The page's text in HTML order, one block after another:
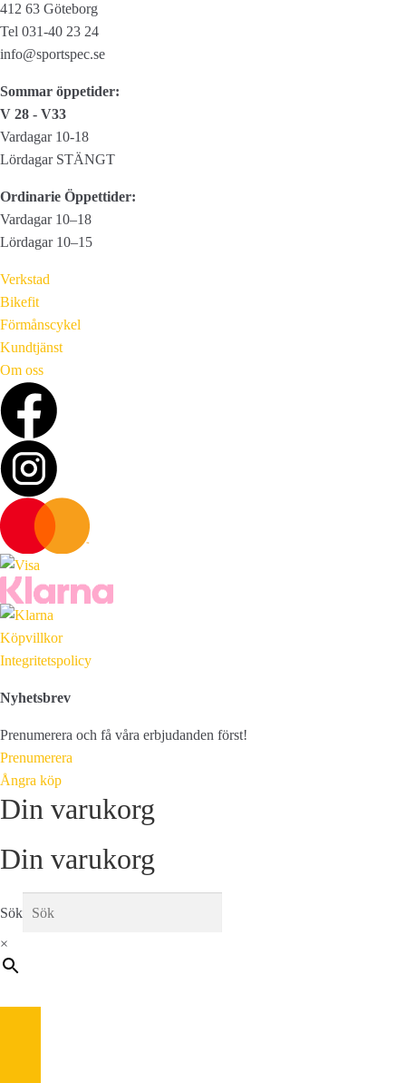
412 63 Göteborg
Tel 031-40 23 24
info@sportspec.se
Sommar öppetider:
V 28 - V33
Vardagar 10-18
Lördagar STÄNGT
Ordinarie Öppettider:
Vardagar 10–18
Lördagar 10–15
Verkstad
Bikefit
Förmånscykel
Kundtjänst
Om oss
Köpvillkor
Integritetspolicy
Nyhetsbrev
Prenumerera och få våra erbjudanden först!
Prenumerera
Ångra köp
Din varukorg
Din varukorg
Sök
×